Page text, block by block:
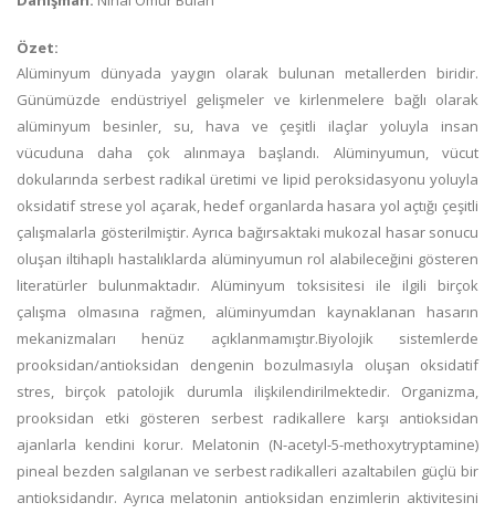
Özet:
Alüminyum dünyada yaygın olarak bulunan metallerden biridir.
Günümüzde endüstriyel gelişmeler ve kirlenmelere bağlı olarak
alüminyum besinler, su, hava ve çeşitli ilaçlar yoluyla insan
vücuduna daha çok alınmaya başlandı. Alüminyumun, vücut
dokularında serbest radikal üretimi ve lipid peroksidasyonu yoluyla
oksidatif strese yol açarak, hedef organlarda hasara yol açtığı çeşitli
çalışmalarla gösterilmiştir. Ayrıca bağırsaktaki mukozal hasar sonucu
oluşan iltihaplı hastalıklarda alüminyumun rol alabileceğini gösteren
literatürler bulunmaktadır. Alüminyum toksisitesi ile ilgili birçok
çalışma olmasına rağmen, alüminyumdan kaynaklanan hasarın
mekanizmaları henüz açıklanmamıştır.Biyolojik sistemlerde
prooksidan/antioksidan dengenin bozulmasıyla oluşan oksidatif
stres, birçok patolojik durumla ilişkilendirilmektedir. Organizma,
prooksidan etki gösteren serbest radikallere karşı antioksidan
ajanlarla kendini korur. Melatonin (N-acetyl-5-methoxytryptamine)
pineal bezden salgılanan ve serbest radikalleri azaltabilen güçlü bir
antioksidandır. Ayrıca melatonin antioksidan enzimlerin aktivitesini